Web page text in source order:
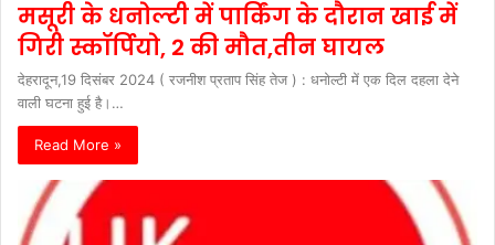
मसूरी के धनोल्टी में पार्किंग के दौरान खाई में
गिरी स्कॉर्पियो, 2 की मौत,तीन घायल
देहरादून,19 दिसंबर 2024 ( रजनीश प्रताप सिंह तेज ) : धनोल्टी में एक दिल दहला देने
वाली घटना हुई है।…
Read More »